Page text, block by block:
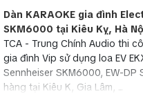
Dàn KARAOKE gia đình
SKM6000 tại Kiêu Kỵ, Hà
TCA - Trung Chính Audio thi
gia đình Vip sử dụng loa EV
Sennheiser SKM6000, EW-DP
hàng tại Kiêu K, Gia Lâm, ...